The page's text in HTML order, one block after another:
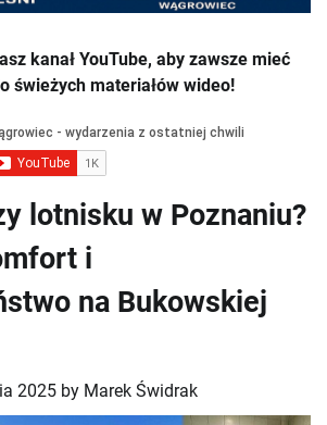
kanał YouTube, aby zawsze mieć
świeżych materiałów wideo!
lotnisku w Poznaniu?
i
na Bukowskiej
2025 by Marek Świdrak